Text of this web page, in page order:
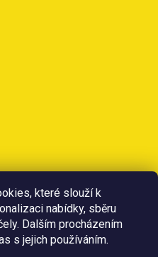
které slouží k
nabídky, sběru
Dalším procházením
s jejich používáním.